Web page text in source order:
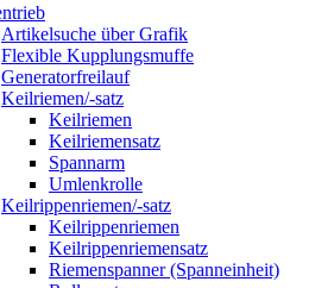
Artikelsuche über Grafik
Flexible Kupplungsmuffe
Generatorfreilauf
Keilriemen/-satz
Keilriemen
Keilriemensatz
Spannarm
Umlenkrolle
Keilrippenriemen/-satz
Keilrippenriemen
Keilrippenriemensatz
Riemenspanner (Spanneinheit)